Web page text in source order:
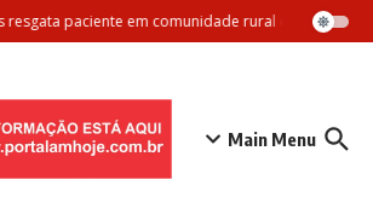
resgata paciente em comunidade rural com apoio
Main Menu